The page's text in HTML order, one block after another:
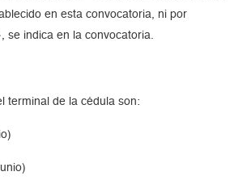
en esta convocatoria, ni por
se indica en la convocatoria.
terminal de la cédula son: